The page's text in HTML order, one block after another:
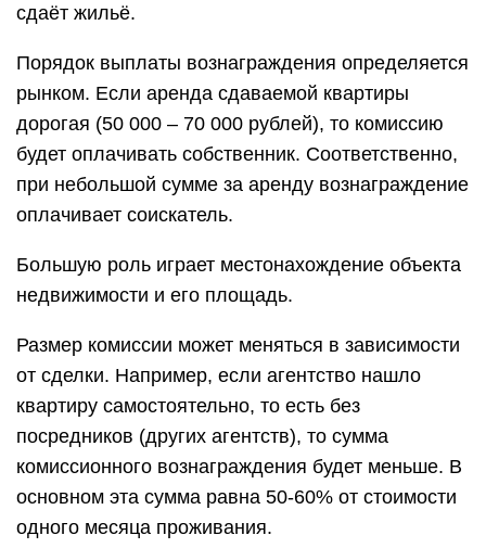
сдаёт жильё.
Порядок выплаты вознаграждения определяется
рынком. Если аренда сдаваемой квартиры
дорогая (50 000 – 70 000 рублей), то комиссию
будет оплачивать собственник. Соответственно,
при небольшой сумме за аренду вознаграждение
оплачивает соискатель.
Большую роль играет местонахождение объекта
недвижимости и его площадь.
Размер комиссии может меняться в зависимости
от сделки. Например, если агентство нашло
квартиру самостоятельно, то есть без
посредников (других агентств), то сумма
комиссионного вознаграждения будет меньше. В
основном эта сумма равна 50-60% от стоимости
одного месяца проживания.